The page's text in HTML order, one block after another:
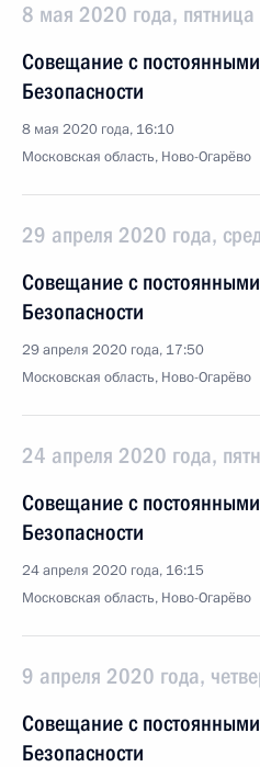
8 мая 2020 года, пятница
Совещание с
Безопасности
8 мая 2020 года, 16:10
Московская область, Ново-Огарёво
29 апреля 2020 года,
Совещание с
Безопасности
29 апреля 2020 года, 17:50
Московская область, Ново-Огарёво
24 апреля 2020 года,
Совещание с
Безопасности
24 апреля 2020 года, 16:15
Московская область, Ново-Огарёво
9 апреля 2020 года,
Совещание с
Безопасности